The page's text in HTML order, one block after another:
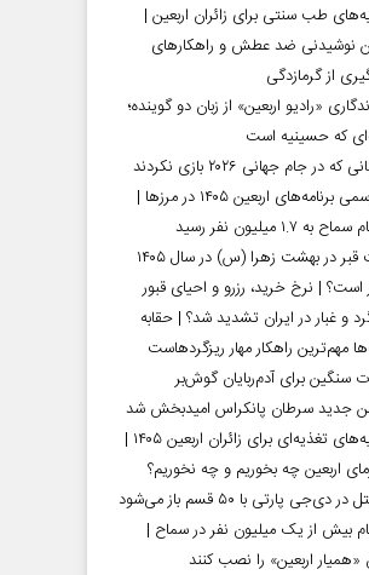
طب سنتی برای زائران اربعین |
نوشیدنی ضد عطش و راهکارهای
از گرمازدگی
«رادیو اربعین» از زبان دو گوینده؛
که حسینیه است
که در جام جهانی ۲۰۲۶ بازی نکردند
آغاز رسمی برنامه‌های اربعین ۱۴۰۵ در مرز‌ها |
۱.۷ میلیون نفر رسید
قیمت قبر در بهشت زهرا (س) در سال ۱۴۰۵
| نرخ خرید، رزرو و احیای قبور
و غبار در ایران تشدید شد؟ | حقابه
مهم‌ترین راهکار مهار ریزگردهاست
سنگین برای آدم‌ربایان گوش‌بر
جدید سرطان پانکراس امیدبخش شد
توصیه‌های تغذیه‌ای برای زائران اربعین ۱۴۰۵ |
اربعین چه بخوریم و چه نخوریم؟
دی‌جی پارتی با ۵۰ قسم باز می‌شود
بیش از یک میلیون نفر در سماح |
«همیار اربعین» را نصب کنند